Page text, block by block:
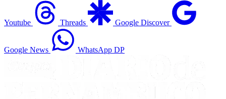
Youtube Threads Google Discover
Google News WhatsApp DP